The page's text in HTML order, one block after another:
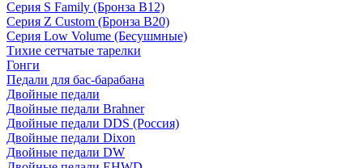
Серия S Family (Бронза B12)
Серия Z Custom (Бронза B20)
Серия Low Volume (Бесушмные)
Тихие сетчатые тарелки
Гонги
Педали для бас-барабана
Двойные педали
Двойные педали Brahner
Двойные педали DDS (Россия)
Двойные педали Dixon
Двойные педали DW